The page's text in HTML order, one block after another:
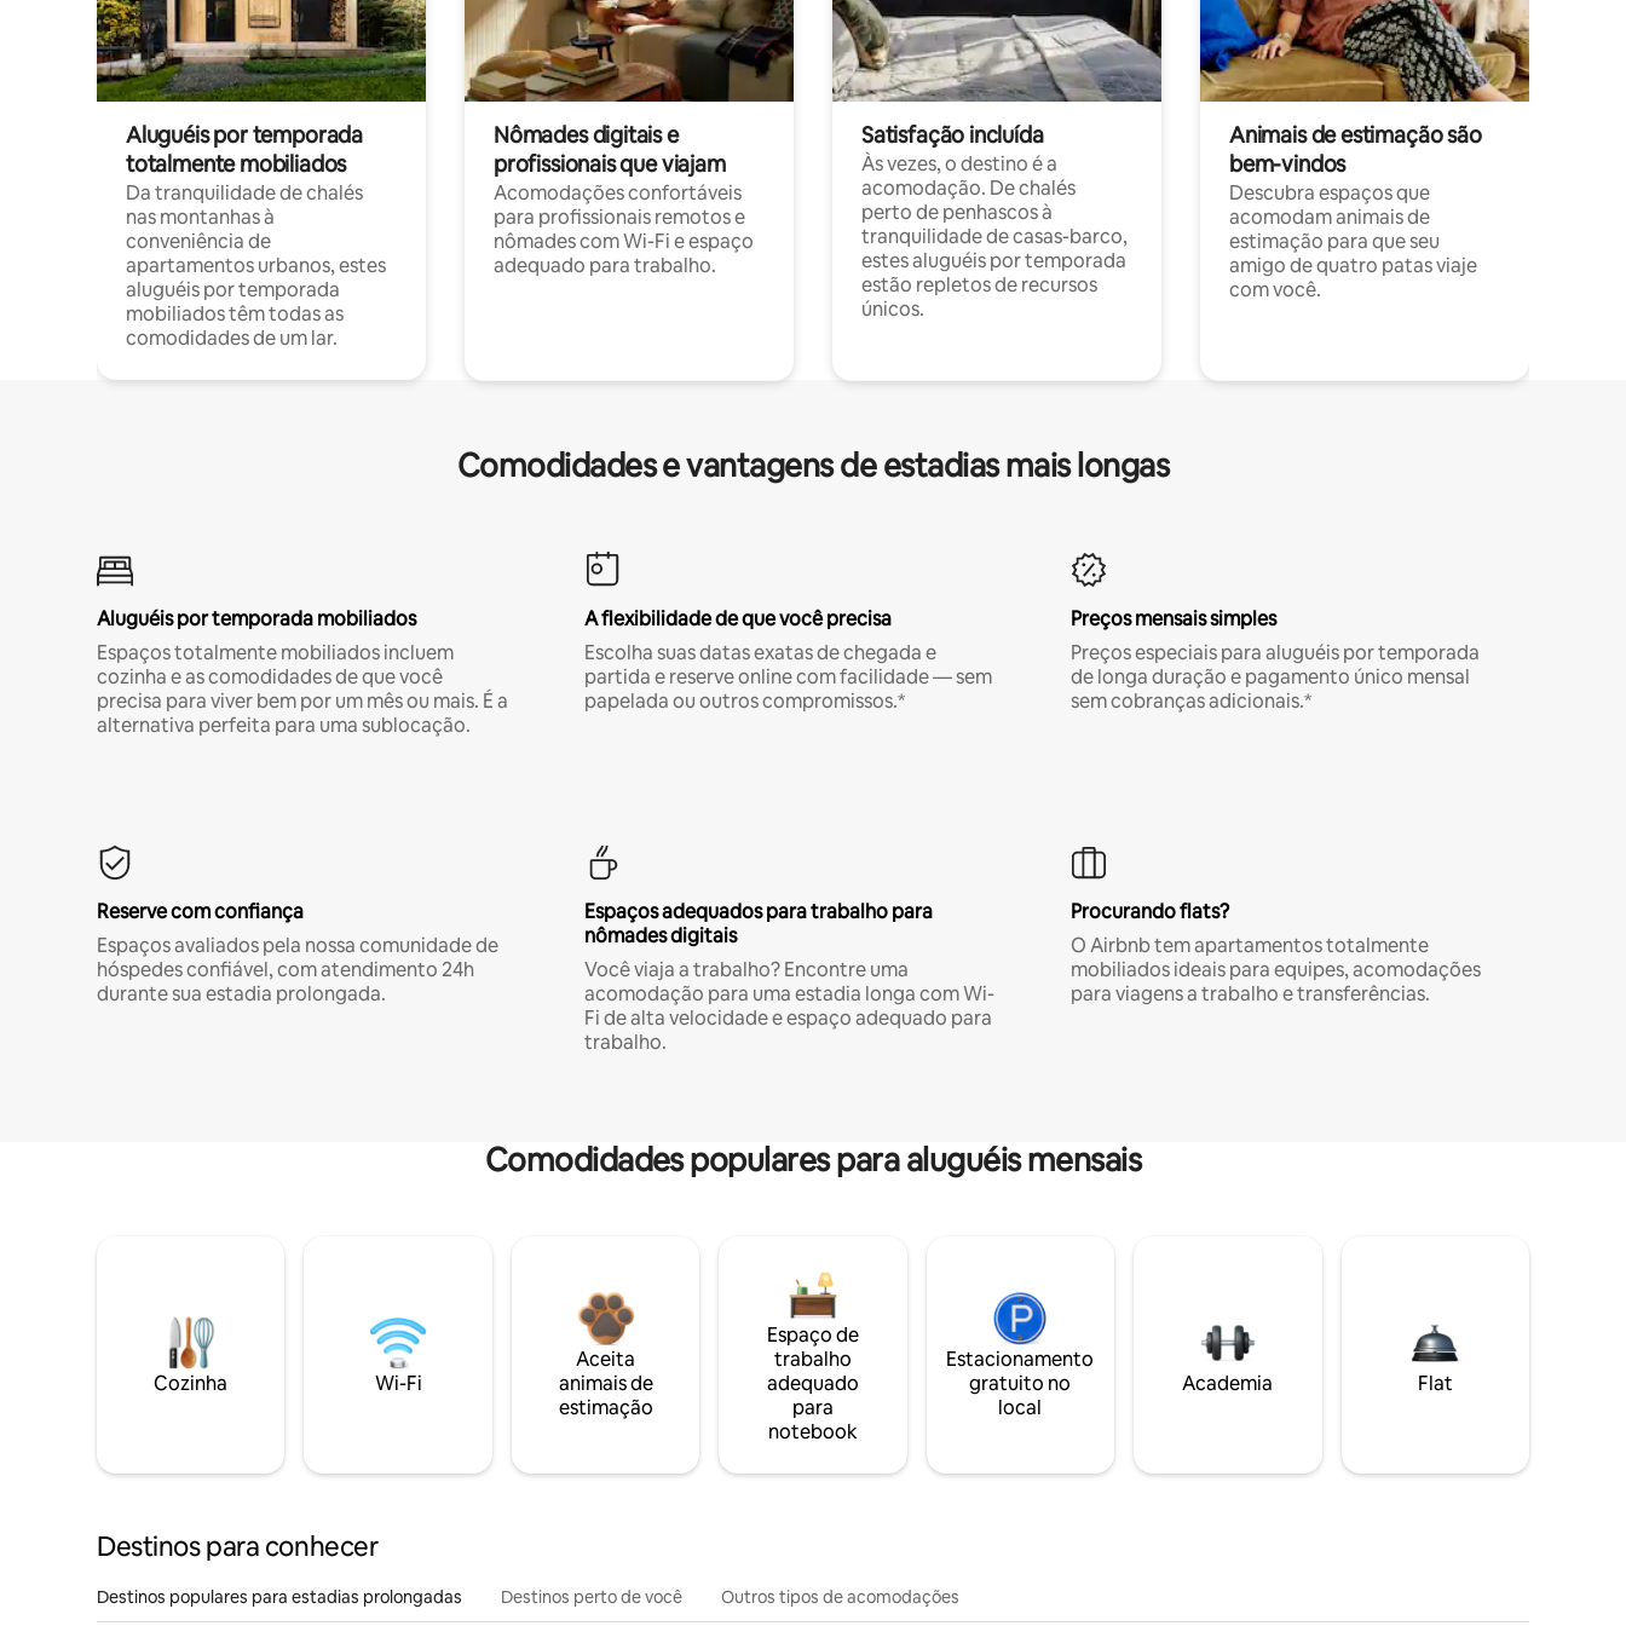
Aluguéis por temporada
totalmente mobiliados
Da tranquilidade de chalés
nas montanhas à
conveniência de
apartamentos urbanos, estes
aluguéis por temporada
mobiliados têm todas as
comodidades de um lar.
Nômades digitais e
profissionais que viajam
Acomodações confortáveis
para profissionais remotos e
nômades com Wi-Fi e espaço
adequado para trabalho.
Satisfação incluída
Às vezes, o destino é a
acomodação. De chalés
perto de penhascos à
tranquilidade de casas-barco,
estes aluguéis por temporada
estão repletos de recursos
únicos.
Animais de estimação são
bem-vindos
Descubra espaços que
acomodam animais de
estimação para que seu
amigo de quatro patas viaje
com você.
Comodidades e vantagens de estadias mais longas
Aluguéis por temporada mobiliados
Espaços totalmente mobiliados incluem
cozinha e as comodidades de que você
precisa para viver bem por um mês ou mais. É a
alternativa perfeita para uma sublocação.
A flexibilidade de que você precisa
Escolha suas datas exatas de chegada e
partida e reserve online com facilidade — sem
papelada ou outros compromissos.*
Preços mensais simples
Preços especiais para aluguéis por temporada
de longa duração e pagamento único mensal
sem cobranças adicionais.*
Reserve com confiança
Espaços avaliados pela nossa comunidade de
hóspedes confiável, com atendimento 24h
durante sua estadia prolongada.
Espaços adequados para trabalho para
nômades digitais
Você viaja a trabalho? Encontre uma
acomodação para uma estadia longa com Wi-
Fi de alta velocidade e espaço adequado para
trabalho.
Procurando flats?
O Airbnb tem apartamentos totalmente
mobiliados ideais para equipes, acomodações
para viagens a trabalho e transferências.
Comodidades populares para aluguéis mensais
Cozinha Wi-Fi
Aceita
animais de
estimação
Espaço de
trabalho
adequado
para
notebook
Estacionamento
gratuito no
local
Academia Flat
Destinos para conhecer
Destinos populares para estadias prolongadas Destinos perto de você Outros tipos de acomodações